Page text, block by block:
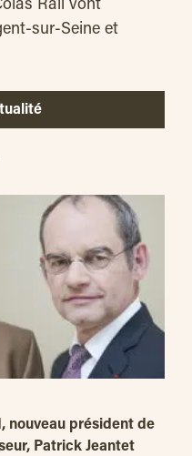
Rail vont
sur-Seine et
nouveau président de
Patrick Jeantet